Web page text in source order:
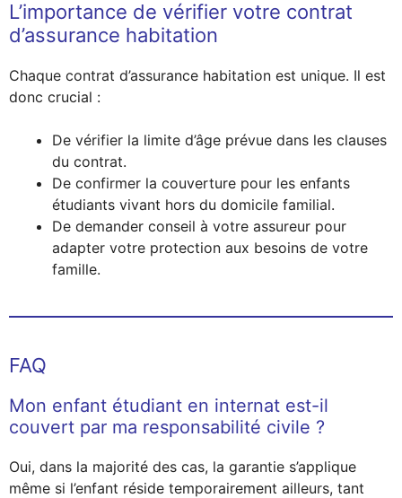
L’importance de vérifier votre contrat
d’assurance habitation
Chaque contrat d’assurance habitation est unique. Il est
donc crucial :
De vérifier la limite d’âge prévue dans les clauses
du contrat.
De confirmer la couverture pour les enfants
étudiants vivant hors du domicile familial.
De demander conseil à votre assureur pour
adapter votre protection aux besoins de votre
famille.
FAQ
Mon enfant étudiant en internat est-il
couvert par ma responsabilité civile ?
Oui, dans la majorité des cas, la garantie s’applique
même si l’enfant réside temporairement ailleurs, tant